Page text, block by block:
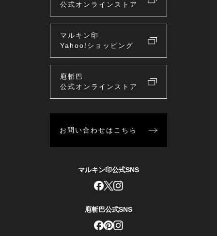
公式オンラインストア
マルキン印
Yahoo!ショッピング
庖斬巴
公式オンラインストア
お問い合わせはこちら
マルキン印公式SNS
庖斬巴公式SNS